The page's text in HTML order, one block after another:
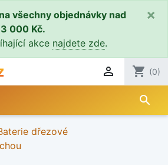
všechny objednávky nad
3 000 Kč.
akce najdete zde.
×
 shopping_cart (0)
search
dřezové